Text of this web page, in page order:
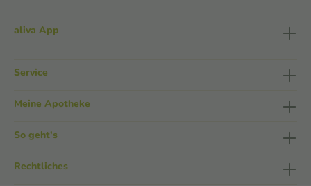
aliva App
Service
Meine Apotheke
So geht's
Rechtliches